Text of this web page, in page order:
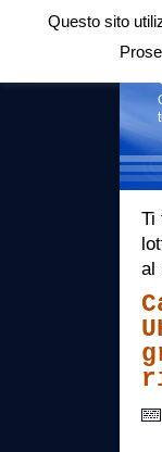
Login|
Ti
al
Questo sito